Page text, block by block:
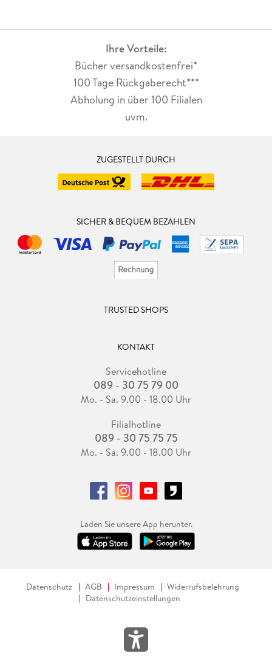
Ihre Vorteile:
Bücher versandkostenfrei*
100 Tage Rückgaberecht***
Abholung in über 100 Filialen
uvm.
ZUGESTELLT DURCH
SICHER & BEQUEM BEZAHLEN
TRUSTED SHOPS
KONTAKT
Servicehotline
089 - 30 75 79 00
Mo. - Sa. 9.00 - 18.00 Uhr
Filialhotline
089 - 30 75 75 75
Mo. - Sa. 9.00 - 18.00 Uhr
Laden Sie unsere App herunter.
Datenschutz AGB Impressum
Widerrufsbelehrung
Datenschutzeinstellungen